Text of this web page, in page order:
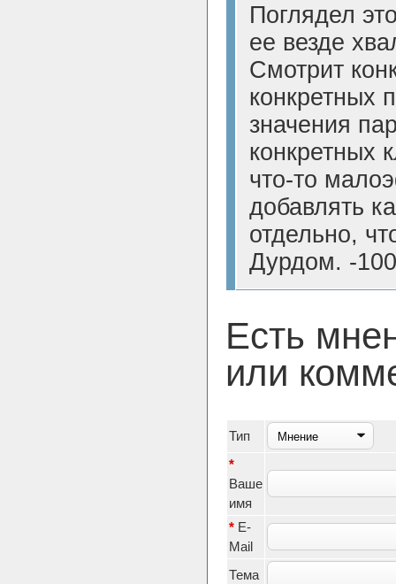
Поглядел
ее везде
Смотрит
конкретных
значения
конкретных
что-то
добавлять
отдельно,
Дурдом. -
Есть
или
Тип
*
Ваше
имя
* E-
Mail
Тема